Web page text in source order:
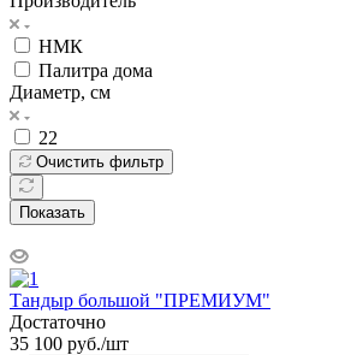
НМК
Палитра дома
Диаметр, см
22
Очистить фильтр
Показать
Тандыр большой "ПРЕМИУМ"
Достаточно
35 100 руб./шт